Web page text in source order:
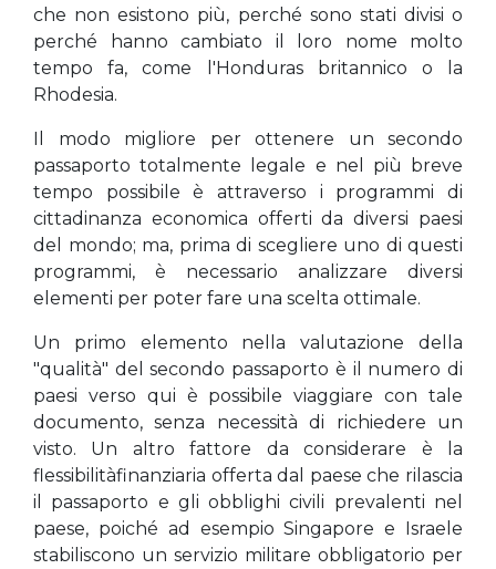
che non esistono più, perché sono stati divisi o
perché hanno cambiato il loro nome molto
tempo fa, come l'Honduras britannico o la
Rhodesia.
Il modo migliore per ottenere un secondo
passaporto totalmente legale e nel più breve
tempo possibile è attraverso i programmi di
cittadinanza economica offerti da diversi paesi
del mondo; ma, prima di scegliere uno di questi
programmi, è necessario analizzare diversi
elementi per poter fare una scelta ottimale.
Un primo elemento nella valutazione della
"qualità" del secondo passaporto è il numero di
paesi verso qui è possibile viaggiare con tale
documento, senza necessità di richiedere un
visto. Un altro fattore da considerare è la
flessibilitàfinanziaria offerta dal paese che rilascia
il passaporto e gli obblighi civili prevalenti nel
paese, poiché ad esempio Singapore e Israele
stabiliscono un servizio militare obbligatorio per